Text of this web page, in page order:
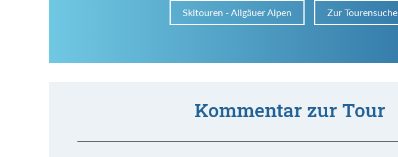
Skitouren - Allgäuer Alpen Zur Tourensuche
Kommentar zur Tour